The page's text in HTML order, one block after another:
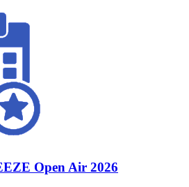
Open Air 2026